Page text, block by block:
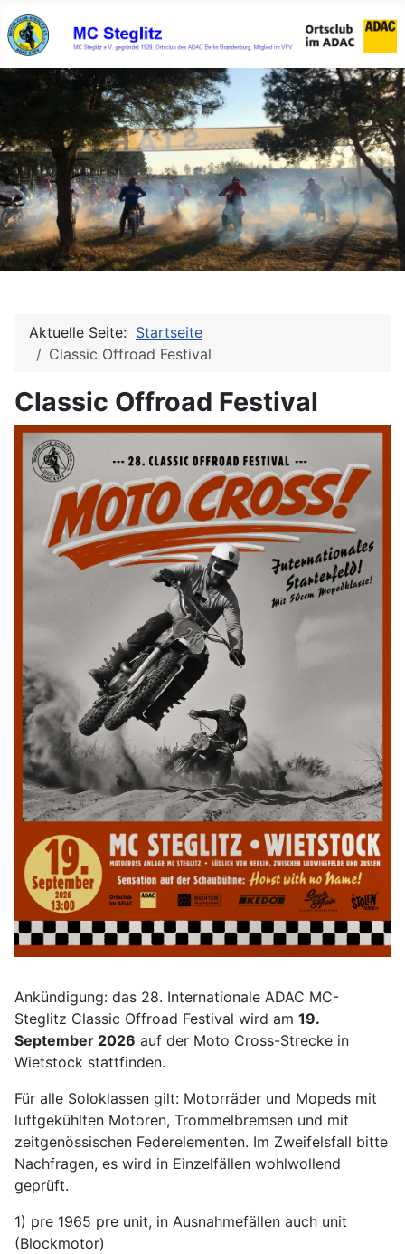
Aktuelle Seite: Startseite
Classic Offroad Festival
Classic Offroad Festival
Ankündigung: das 28. Internationale ADAC MC-
Steglitz Classic Offroad Festival wird am 19.
September 2026 auf der Moto Cross-Strecke in
Wietstock stattfinden.
Für alle Soloklassen gilt: Motorräder und Mopeds mit
luftgekühlten Motoren, Trommelbremsen und mit
zeitgenössischen Federelementen. Im Zweifelsfall bitte
Nachfragen, es wird in Einzelfällen wohlwollend
geprüft.
1) pre 1965 pre unit, in Ausnahmefällen auch unit
(Blockmotor)